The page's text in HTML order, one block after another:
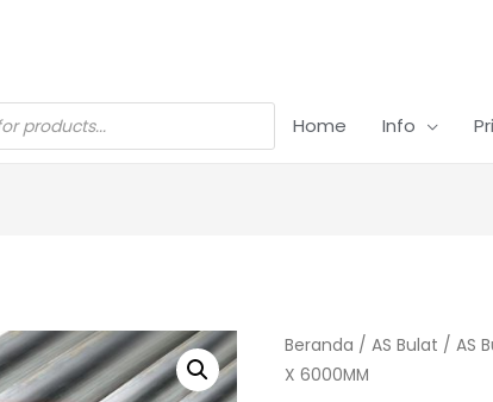
Home Info
Beranda / AS Bulat / AS
X 6000MM